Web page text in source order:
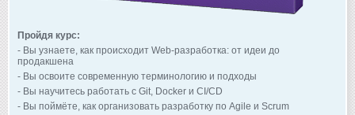
Пройдя курс:
- Вы узнаете, как происходит Web-разработка: от идеи до
продакшена
- Вы освоите современную терминологию и подходы
- Вы научитесь работать с Git, Docker и CI/CD
- Вы поймёте, как организовать разработку по Agile и Scrum